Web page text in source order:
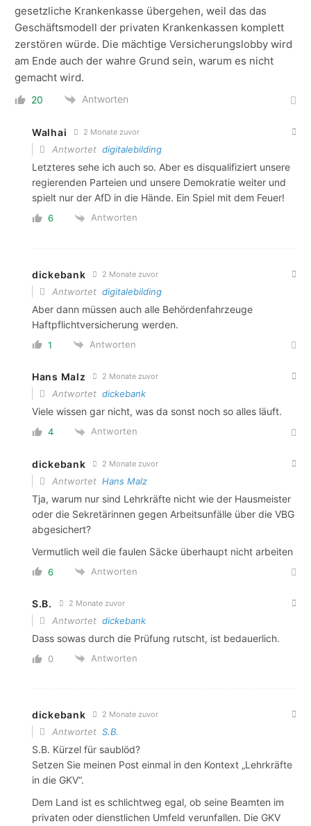
gesetzliche Krankenkasse übergehen, weil das das
Geschäftsmodell der privaten Krankenkassen komplett
zerstören würde. Die mächtige Versicherungslobby wird
am Ende auch der wahre Grund sein, warum es nicht
gemacht wird.
20 Antworten
Walhai 2 Monate zuvor
Antwortet digitalebilding
Letzteres sehe ich auch so. Aber es disqualifiziert unsere
regierenden Parteien und unsere Demokratie weiter und
spielt nur der AfD in die Hände. Ein Spiel mit dem Feuer!
6 Antworten
dickebank 2 Monate zuvor
Antwortet digitalebilding
Aber dann müssen auch alle Behördenfahrzeuge
Haftpflichtversicherung werden.
1 Antworten
Hans Malz 2 Monate zuvor
Antwortet dickebank
Viele wissen gar nicht, was da sonst noch so alles läuft.
4 Antworten
dickebank 2 Monate zuvor
Antwortet Hans Malz
Tja, warum nur sind Lehrkräfte nicht wie der Hausmeister
oder die Sekretärinnen gegen Arbeitsunfälle über die VBG
abgesichert?
Vermutlich weil die faulen Säcke überhaupt nicht arbeiten
6 Antworten
S.B. 2 Monate zuvor
Antwortet dickebank
Dass sowas durch die Prüfung rutscht, ist bedauerlich.
0 Antworten
dickebank 2 Monate zuvor
Antwortet S.B.
S.B. Kürzel für saublöd?
Setzen Sie meinen Post einmal in den Kontext „Lehrkräfte
in die GKV“.
Dem Land ist es schlichtweg egal, ob seine Beamten im
privaten oder dienstlichen Umfeld verunfallen. Die GKV